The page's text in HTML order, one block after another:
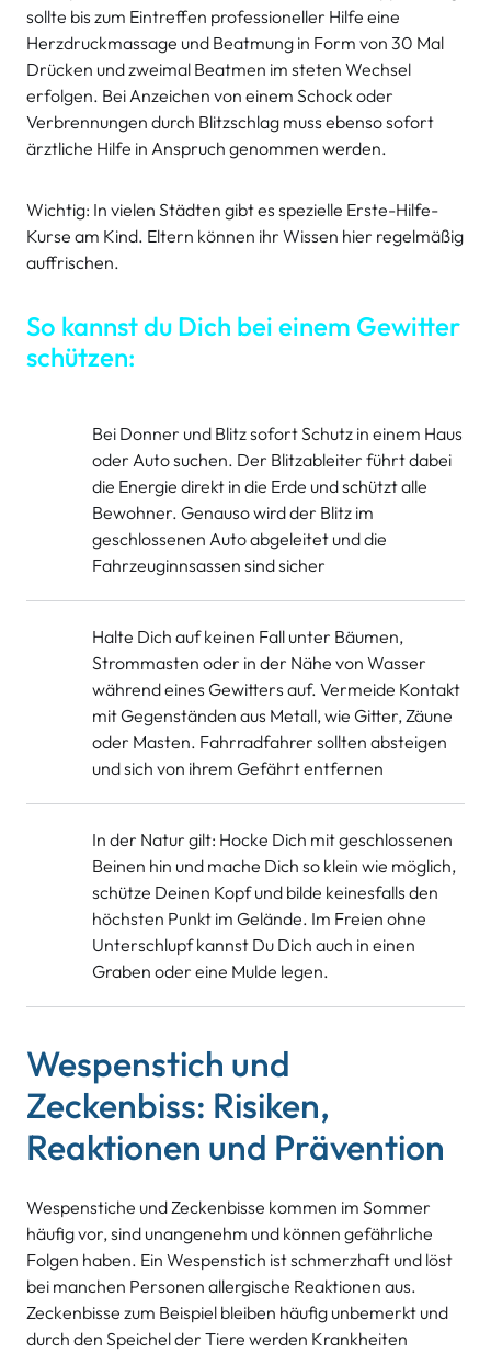
sollte bis zum Eintreffen professioneller Hilfe eine
Herzdruckmassage und Beatmung in Form von 30 Mal
Drücken und zweimal Beatmen im steten Wechsel
erfolgen. Bei Anzeichen von einem Schock oder
Verbrennungen durch Blitzschlag muss ebenso sofort
ärztliche Hilfe in Anspruch genommen werden.
Wichtig: In vielen Städten gibt es spezielle Erste-Hilfe-
Kurse am Kind. Eltern können ihr Wissen hier regelmäßig
auffrischen.
So kannst du Dich bei einem Gewitter
schützen:
Bei Donner und Blitz sofort Schutz in einem Haus
oder Auto suchen. Der Blitzableiter führt dabei
die Energie direkt in die Erde und schützt alle
Bewohner. Genauso wird der Blitz im
geschlossenen Auto abgeleitet und die
Fahrzeuginnsassen sind sicher
Halte Dich auf keinen Fall unter Bäumen,
Strommasten oder in der Nähe von Wasser
während eines Gewitters auf. Vermeide Kontakt
mit Gegenständen aus Metall, wie Gitter, Zäune
oder Masten. Fahrradfahrer sollten absteigen
und sich von ihrem Gefährt entfernen
In der Natur gilt: Hocke Dich mit geschlossenen
Beinen hin und mache Dich so klein wie möglich,
schütze Deinen Kopf und bilde keinesfalls den
höchsten Punkt im Gelände. Im Freien ohne
Unterschlupf kannst Du Dich auch in einen
Graben oder eine Mulde legen.
Wespenstich und
Zeckenbiss: Risiken,
Reaktionen und Prävention
Wespenstiche und Zeckenbisse kommen im Sommer
häufig vor, sind unangenehm und können gefährliche
Folgen haben. Ein Wespenstich ist schmerzhaft und löst
bei manchen Personen allergische Reaktionen aus.
Zeckenbisse zum Beispiel bleiben häufig unbemerkt und
durch den Speichel der Tiere werden Krankheiten